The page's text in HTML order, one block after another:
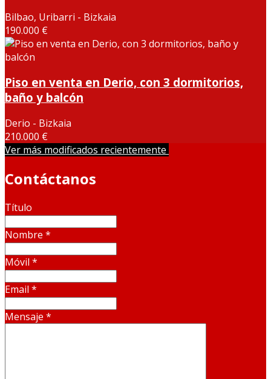
Bilbao, Uribarri - Bizkaia
190.000 €
Piso en venta en Derio, con 3 dormitorios,
baño y balcón
Derio - Bizkaia
210.000 €
Ver más modificados recientemente
Contáctanos
Título
Nombre *
Móvil *
Email *
Mensaje *